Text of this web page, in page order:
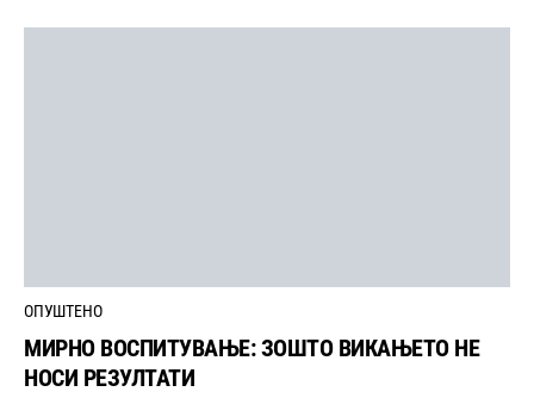
ОПУШТЕНО
МИРНО ВОСПИТУВАЊЕ: ЗОШТО ВИКАЊЕТО НЕ
НОСИ РЕЗУЛТАТИ